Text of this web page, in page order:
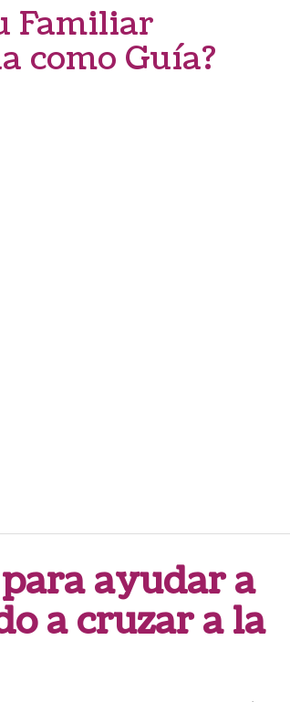
Familiar
como Guía?
ayudar a
a cruzar a la